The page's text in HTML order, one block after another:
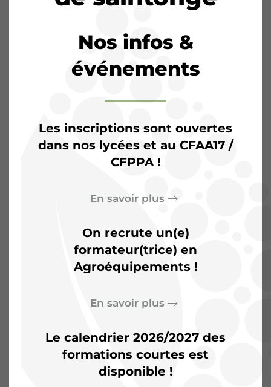
L’Agrocampus de
Plus qu’une
salle de classe, un terrain
d’aventures
Nos infos &
événements
Les inscriptions sont ouvertes
dans nos lycées et au CFAA17 /
CFPPA !
En savoir plus
On recrute un(e)
formateur(trice) en
Agroéquipements !
En savoir plus
Le calendrier 2026/2027 des
formations courtes est
disponible !